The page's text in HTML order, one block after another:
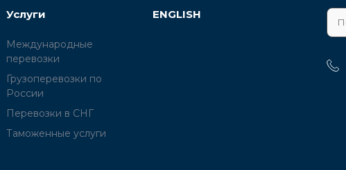
Услуги
Международные
перевозки
Грузоперевозки по
России
Перевозки в СНГ
Таможенные услуги
ENGLISH